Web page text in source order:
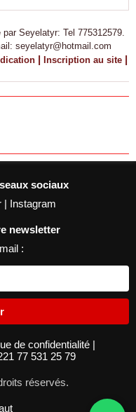
Seyelatyr: Tel 775312579.
seyelatyr@hotmail.com
| Inscription au site |
sociaux
| Instagram
newsletter
:
de confidentialité |
77 531 25 79
réservés.